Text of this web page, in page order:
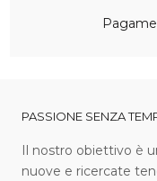
PASSIONE SENZA
I l nostro obiettivo è
nuove e ricercate